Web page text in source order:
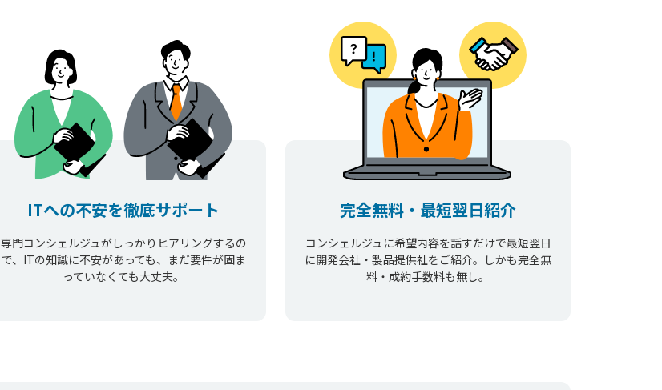
ITへの不安を徹底サポート
専門コンシェルジュがしっかりヒアリングするの
で、ITの知識に不安があっても、まだ要件が固ま
っていなくても大丈夫。
完全無料・最短翌日紹介
コンシェルジュに希望内容を話すだけで最短翌日
に開発会社・製品提供社をご紹介。しかも完全無
料・成約手数料も無し。